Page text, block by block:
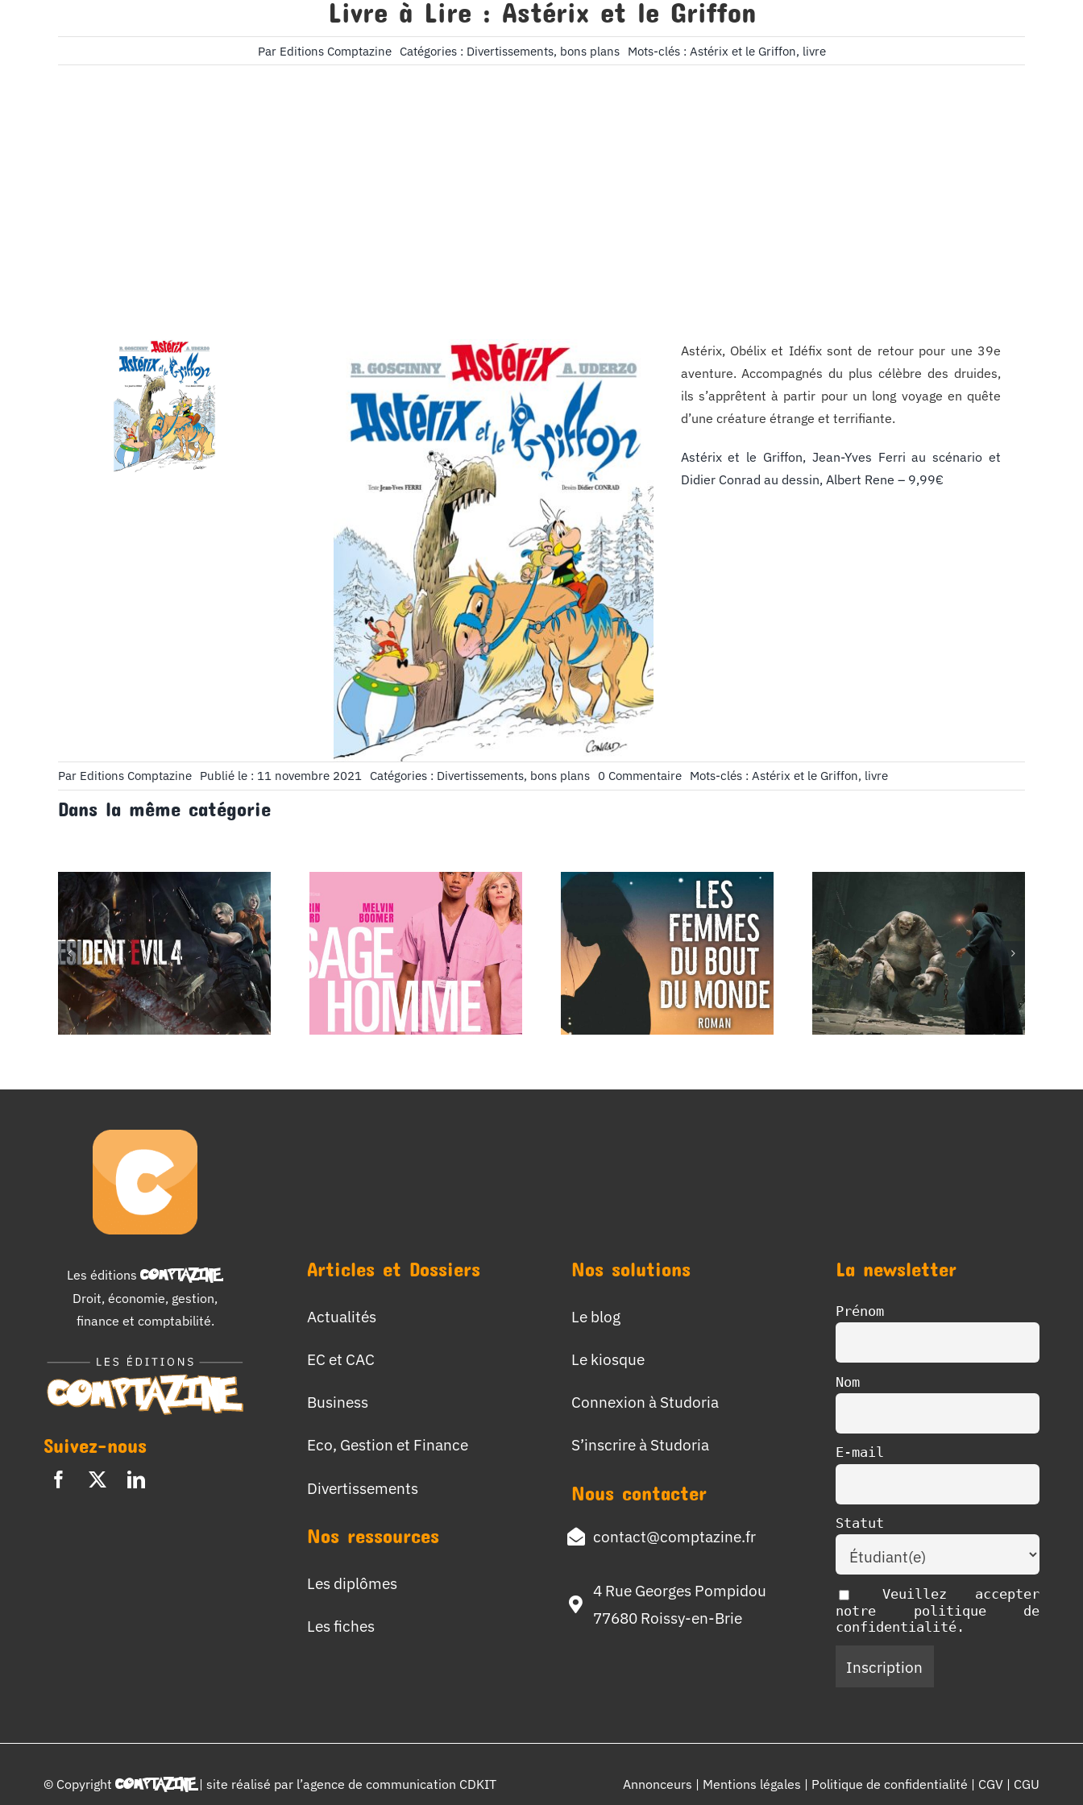
Livre à Lire : Astérix et le Griffon
Par Editions Comptazine Catégories : Divertissements, bons plans Mots-clés : Astérix et le Griffon, livre
Astérix, Obélix et Idéfix sont de retour pour une 39e
aventure. Accompagnés du plus célèbre des druides,
ils s’apprêtent à partir pour un long voyage en quête
d’une créature étrange et terrifiante.
Astérix et le Griffon, Jean-Yves Ferri au scénario et
Didier Conrad au dessin, Albert Rene – 9,99€
Par Editions Comptazine Publié le : 11 novembre 2021 Catégories : Divertissements, bons plans 0 Commentaireon
Livre
le
Griffon
Mots-clés : Astérix et le Griffon, livre
Dans la même catégorie
Evil 4
Cinéma : Sage-
Homme
Livre à Lire : Les
Femmes du bout du
monde
Jeu video : Hogwarts
Poudlard
Les éditions COMPTAZINE.
Droit, économie, gestion,
finance et comptabilité.
Suivez-nous
Articles et Dossiers
Actualités
EC et CAC
Business
Eco, Gestion et Finance
Divertissements
Nos ressources
Les diplômes
Les fiches
Nos solutions
Le blog
Le kiosque
Connexion à Studoria
S’inscrire à Studoria
Nous contacter
contact@comptazine.fr
4 Rue Georges Pompidou
77680 Roissy-en-Brie
La newsletter
Prénom
Nom
E-mail
Statut
Veuillez accepter
notre politique de
confidentialité.
© Copyright COMPTAZINE| site réalisé par l’agence de communication CDKIT Annonceurs | Mentions légales | Politique de confidentialité | CGV | CGU